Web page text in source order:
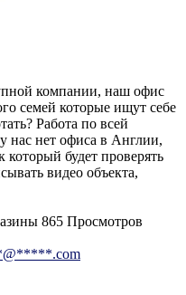
компании, наш офис
семей которые ищут себе
Работа по всей
нас нет офиса в Англии,
будет проверять
видео объекта,
865 Просмотров